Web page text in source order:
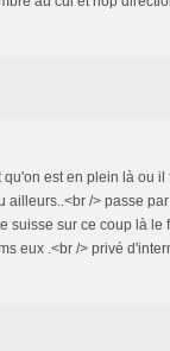
est en plein là ou il
/> passe
suisse sur ce coup là le
eux .<br /> privé